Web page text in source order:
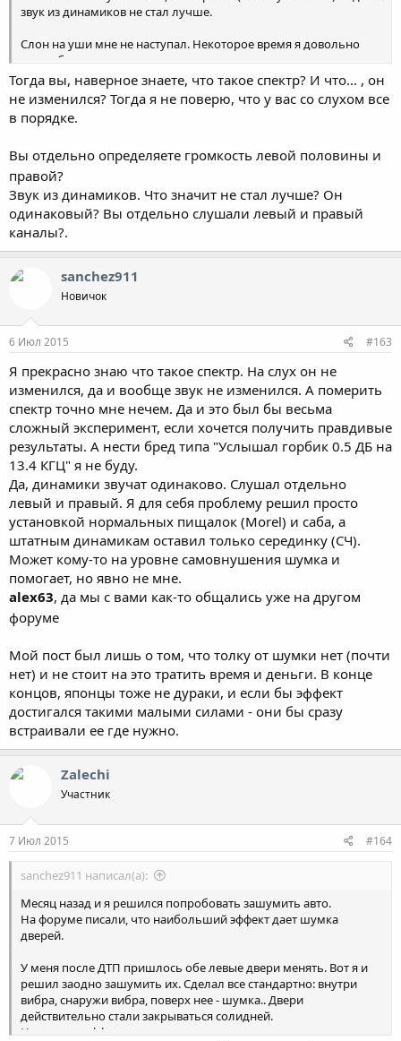
звук из динамиков не стал лучше.
Слон на уши мне не наступал. Некоторое время я довольно
долго был связан со звукозаписью. ...
Тогда вы, наверное знаете, что такое спектр? И что... , он
не изменился? Тогда я не поверю, что у вас со слухом все
в порядке.
Вы отдельно определяете громкость левой половины и
правой?
Звук из динамиков. Что значит не стал лучше? Он
одинаковый? Вы отдельно слушали левый и правый
каналы?.
sanchez911
Новичок
6 Июл 2015 #163
Я прекрасно знаю что такое спектр. На слух он не
изменился, да и вообще звук не изменился. А померить
спектр точно мне нечем. Да и это был бы весьма
сложный эксперимент, если хочется получить правдивые
результаты. А нести бред типа "Услышал горбик 0.5 ДБ на
13.4 КГЦ" я не буду.
Да, динамики звучат одинаково. Слушал отдельно
левый и правый. Я для себя проблему решил просто
установкой нормальных пищалок (Morel) и саба, а
штатным динамикам оставил только серединку (СЧ).
Может кому-то на уровне самовнушения шумка и
помогает, но явно не мне.
alex63, да мы с вами как-то общались уже на другом
форуме
Мой пост был лишь о том, что толку от шумки нет (почти
нет) и не стоит на это тратить время и деньги. В конце
концов, японцы тоже не дураки, и если бы эффект
достигался такими малыми силами - они бы сразу
встраивали ее где нужно.
Zalechi
Участник
7 Июл 2015 #164
sanchez911 написал(а):
Месяц назад и я решился попробовать зашумить авто.
На форуме писали, что наибольший эффект дает шумка
дверей.
У меня после ДТП пришлось обе левые двери менять. Вот я и
решил заодно зашумить их. Сделал все стандартно: внутри
вибра, снаружи вибра, поверх нее - шумка.. Двери
действительно стали закрываться солидней.
Но на этом эффект и закончился.